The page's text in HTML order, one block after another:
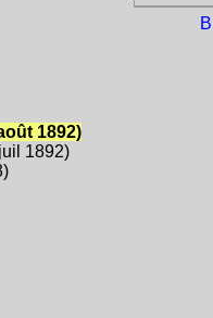
1892)
1892)